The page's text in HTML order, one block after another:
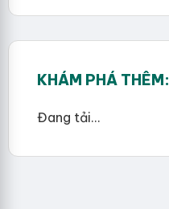
KHÁM PHÁ THÊM:
Đang tải...